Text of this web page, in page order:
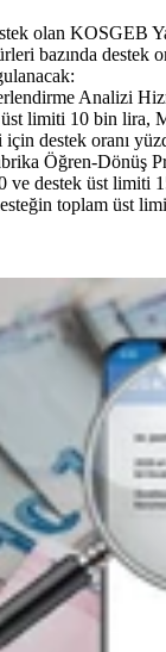
olan KOSGEB
bazında destek
Analizi
limiti 10 bin lira,
için destek oranı
Öğren-Dönüş
ve destek üst limiti
toplam üst